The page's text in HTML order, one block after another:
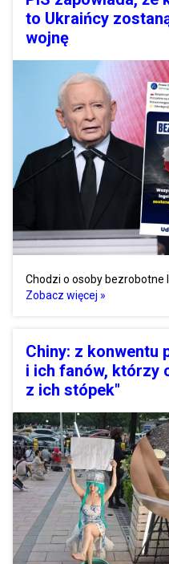
to Ukraińcy
wojnę
Chodzi o osoby bezrobotne
Zobacz więcej »
Chiny: z konwentu
i ich fanów, którzy
z ich stópek"